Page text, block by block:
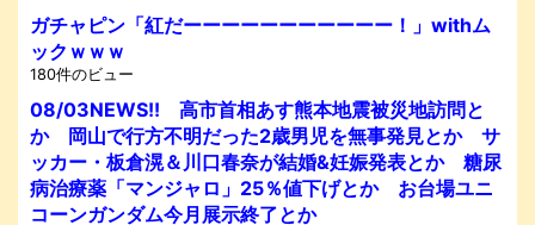
ガチャピン「紅だーーーーーーーーーーー！」withム
ックｗｗｗ
180件のビュー
08/03NEWS!! 高市首相あす熊本地震被災地訪問と
か 岡山で行方不明だった2歳男児を無事発見とか サ
ッカー・板倉滉＆川口春奈が結婚&妊娠発表とか 糖尿
病治療薬「マンジャロ」25％値下げとか お台場ユニ
コーンガンダム今月展示終了とか